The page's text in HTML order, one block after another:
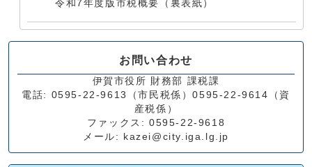
令和7年度版市税概要（裏表紙）
お問い合わせ
伊賀市役所 財務部 課税課
電話: 0595-22-9613（市民税係）0595-22-9614（資
産税係）
ファックス: 0595-22-9618
メール: kazei@city.iga.lg.jp